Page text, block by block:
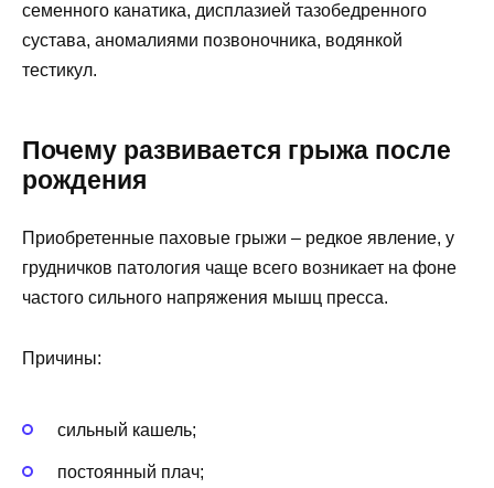
семенного канатика, дисплазией тазобедренного
сустава, аномалиями позвоночника, водянкой
тестикул.
Почему развивается грыжа после
рождения
Приобретенные паховые грыжи – редкое явление, у
грудничков патология чаще всего возникает на фоне
частого сильного напряжения мышц пресса.
Причины:
сильный кашель;
постоянный плач;